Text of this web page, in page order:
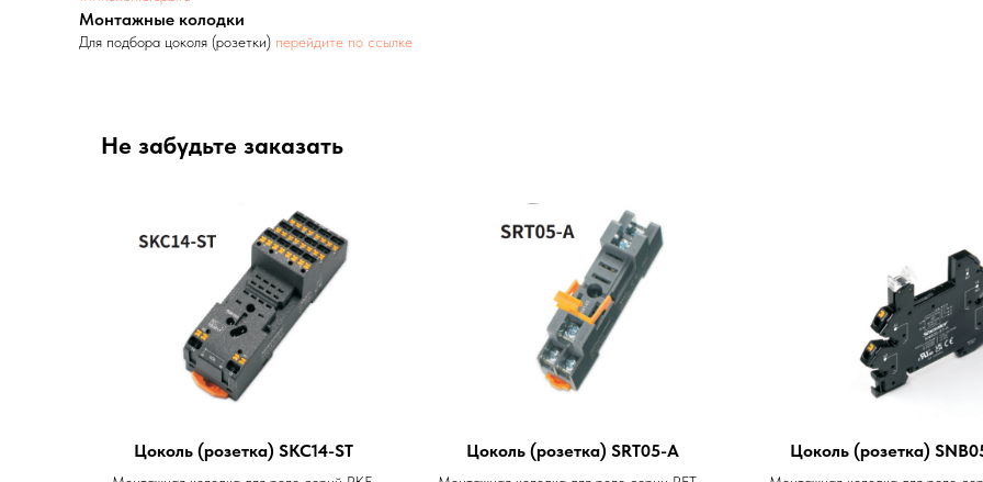
Монтажные колодки
Для подбора цоколя (розетки) перейдите по ссылке
Не забудьте заказать
Цоколь (розетка) SKC14-ST Цоколь (розетка) SRT05-A Цоколь (розетка)